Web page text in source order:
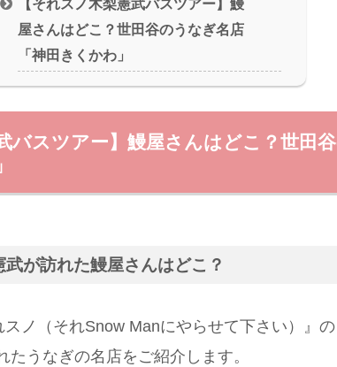
【それスノ木梨憲武バスツアー】鰻
屋さんはどこ？世田谷のうなぎ名店
「神田きくかわ」
バスツアー】鰻屋さんはどこ？世田
が訪れた鰻屋さんはどこ？
ノ（それSnow Manにやらせて下さい）』
たうなぎの名店をご紹介します。